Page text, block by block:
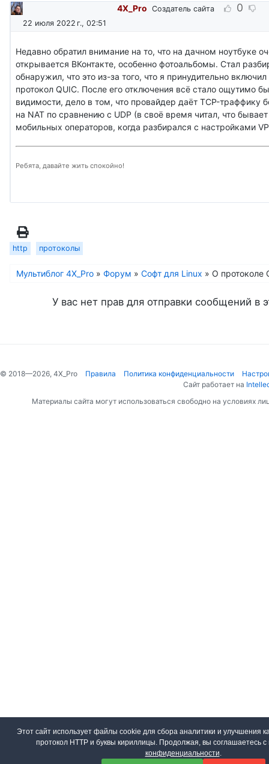
4X_Pro Создатель сайта 0
22 июля 2022 г., 02:51
Недавно обратил внимание на то, что на дачном ноутбуке
открывается ВКонтакте, особенно фотоальбомы. Стал
обнаружил, что это из-за того, что я принудительно
протокол QUIC. После его отключения всё стало ощутимо
видимости, дело в том, что провайдер даёт TCP-траффику
на NAT по сравнению с UDP (в своё время читал, что
мобильных операторов, когда разбирался с настройками
Ребята, давайте жить спокойно!
http протоколы
Мультиблог 4X_Pro » Форум » Софт для Linux » О протоколе
У вас нет прав для отправки сообщений в
© 2018—2026, 4X_Pro Правила Политика конфиденциальности
Сайт работает на
Материалы сайта могут использоваться свободно на условиях
Этот сайт использует файлы cookie для сбора аналитики и улучшения
протокол HTTP и буквы кириллицы. Продолжая, вы соглашаетесь
конфиденциальности.